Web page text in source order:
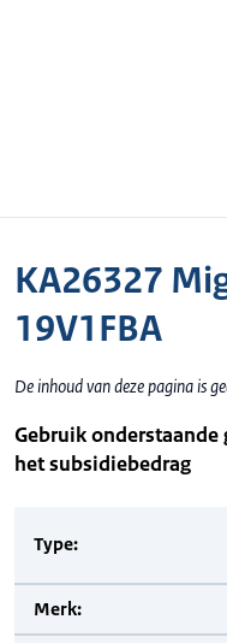
KA26327
19V1FBA
De inhoud van deze pagina is
Gebruik onderstaande
het subsidiebedrag
Type:
Merk: